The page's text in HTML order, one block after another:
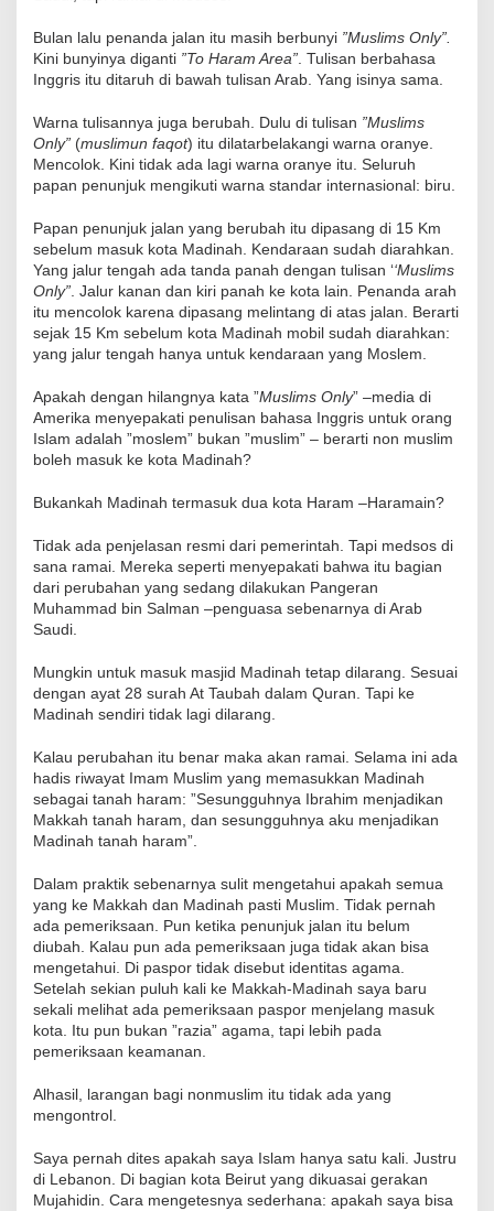
Bulan lalu penanda jalan itu masih berbunyi ”Muslims Only”.
Kini bunyinya diganti ”To Haram Area”. Tulisan berbahasa
Inggris itu ditaruh di bawah tulisan Arab. Yang isinya sama.
Warna tulisannya juga berubah. Dulu di tulisan ”Muslims
Only” (muslimun faqot) itu dilatarbelakangi warna oranye.
Mencolok. Kini tidak ada lagi warna oranye itu. Seluruh
papan penunjuk mengikuti warna standar internasional: biru.
Papan penunjuk jalan yang berubah itu dipasang di 15 Km
sebelum masuk kota Madinah. Kendaraan sudah diarahkan.
Yang jalur tengah ada tanda panah dengan tulisan ‘‘Muslims
Only”. Jalur kanan dan kiri panah ke kota lain. Penanda arah
itu mencolok karena dipasang melintang di atas jalan. Berarti
sejak 15 Km sebelum kota Madinah mobil sudah diarahkan:
yang jalur tengah hanya untuk kendaraan yang Moslem.
Apakah dengan hilangnya kata ”Muslims Only” –media di
Amerika menyepakati penulisan bahasa Inggris untuk orang
Islam adalah ”moslem” bukan ”muslim” – berarti non muslim
boleh masuk ke kota Madinah?
Bukankah Madinah termasuk dua kota Haram –Haramain?
Tidak ada penjelasan resmi dari pemerintah. Tapi medsos di
sana ramai. Mereka seperti menyepakati bahwa itu bagian
dari perubahan yang sedang dilakukan Pangeran
Muhammad bin Salman –penguasa sebenarnya di Arab
Saudi.
Mungkin untuk masuk masjid Madinah tetap dilarang. Sesuai
dengan ayat 28 surah At Taubah dalam Quran. Tapi ke
Madinah sendiri tidak lagi dilarang.
Kalau perubahan itu benar maka akan ramai. Selama ini ada
hadis riwayat Imam Muslim yang memasukkan Madinah
sebagai tanah haram: ”Sesungguhnya Ibrahim menjadikan
Makkah tanah haram, dan sesungguhnya aku menjadikan
Madinah tanah haram”.
Dalam praktik sebenarnya sulit mengetahui apakah semua
yang ke Makkah dan Madinah pasti Muslim. Tidak pernah
ada pemeriksaan. Pun ketika penunjuk jalan itu belum
diubah. Kalau pun ada pemeriksaan juga tidak akan bisa
mengetahui. Di paspor tidak disebut identitas agama.
Setelah sekian puluh kali ke Makkah-Madinah saya baru
sekali melihat ada pemeriksaan paspor menjelang masuk
kota. Itu pun bukan ”razia” agama, tapi lebih pada
pemeriksaan keamanan.
Alhasil, larangan bagi nonmuslim itu tidak ada yang
mengontrol.
Saya pernah dites apakah saya Islam hanya satu kali. Justru
di Lebanon. Di bagian kota Beirut yang dikuasai gerakan
Mujahidin. Cara mengetesnya sederhana: apakah saya bisa